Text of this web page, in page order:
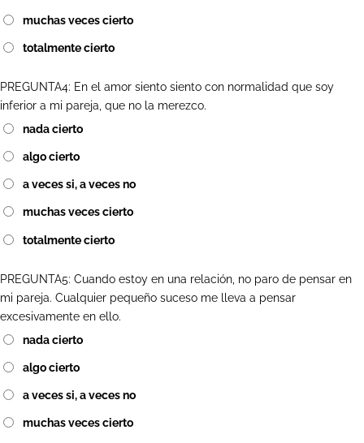
muchas veces cierto
totalmente cierto
PREGUNTA4: En el amor siento siento con normalidad que soy
inferior a mi pareja, que no la merezco.
nada cierto
algo cierto
a veces si, a veces no
muchas veces cierto
totalmente cierto
PREGUNTA5: Cuando estoy en una relación, no paro de pensar en
mi pareja. Cualquier pequeño suceso me lleva a pensar
excesivamente en ello.
nada cierto
algo cierto
a veces si, a veces no
muchas veces cierto